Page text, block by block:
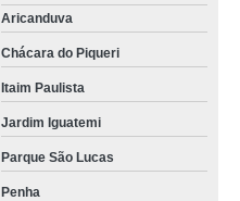
Aricanduva
Chácara do Piqueri
Itaim Paulista
Jardim Iguatemi
Parque São Lucas
Penha